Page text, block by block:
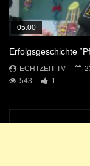
05:00
Erfolgsgeschichte
ECHTZEIT-TV
543
1